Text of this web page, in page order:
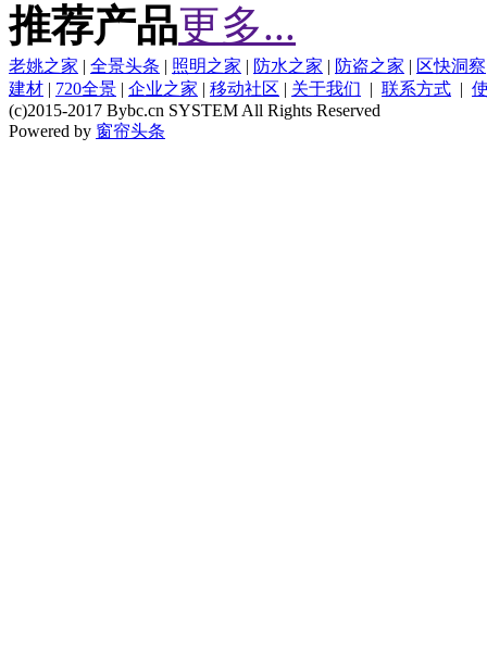
推荐产品更多...
老姚之家 | 全景头条 | 照明之家 | 防水之家 | 防盗之家 | 区快洞察
建材 | 720全景 | 企业之家 | 移动社区 | 关于我们 | 联系方式 |
(c)2015-2017 Bybc.cn SYSTEM All Rights Reserved
Powered by 窗帘头条